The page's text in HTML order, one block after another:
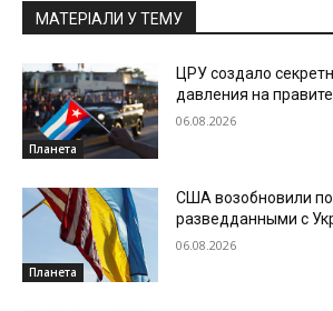
МАТЕРІАЛИ У ТЕМУ
Планета
ЦРУ создало
давления на
06.08.2026
Планета
США возобновили
разведданными с
06.08.2026